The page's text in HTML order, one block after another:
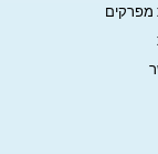
מפרקים